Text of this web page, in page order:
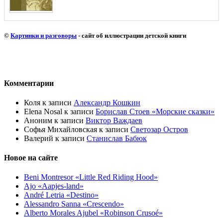
© Картинки и разговоры - сайт об иллюстрации детской книги
Комментарии
Коля к записи Александр Кошкин
Elena Nosal к записи Борислав Стоев «Морские сказки»
Аноним к записи Виктор Важдаев
Софья Михайловская к записи Светозар Остров
Валерий к записи Станислав Бабюк
Новое на сайте
Beni Montresor «Little Red Riding Hood»
Ajo «Aapjes-land»
André Letria «Destino»
Alessandro Sanna «Crescendo»
Alberto Morales Ajubel «Robinson Crusoé»